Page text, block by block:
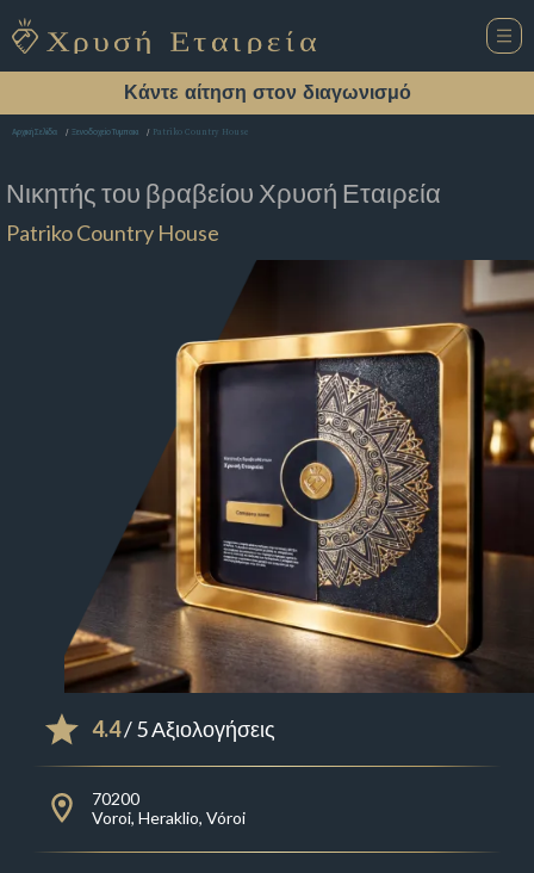
Κάντε αίτηση στον διαγωνισμό
Αρχική Σελίδα Ξενοδοχείο Τυμπακι Patriko Country House
Νικητής του βραβείου Χρυσή Εταιρεία
Patriko Country House
4.4/ 5 Αξιολογήσεις
70200
Voroi, Heraklio, Vóroi